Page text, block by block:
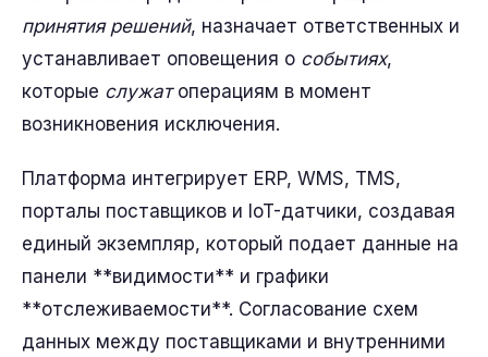
принятия решений, назначает ответственных и
устанавливает оповещения о событиях,
которые служатоперациям в момент
возникновения исключения.
Платформа интегрирует ERP, WMS, TMS,
порталы поставщиков и IoT-датчики, создавая
единый экземпляр, который подает данные на
панели **видимости** и графики
**отслеживаемости**. Согласование схем
данных между поставщиками и внутренними